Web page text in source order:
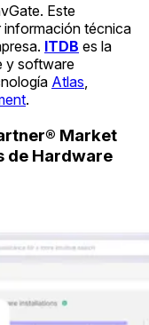
Este
técnica
ITDB es la
y software
Atlas
.
Market
de Hardware